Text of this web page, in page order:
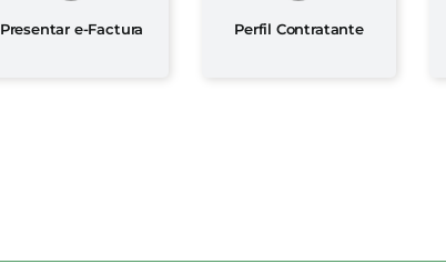
Presentar e-Factura Perfil Contratante